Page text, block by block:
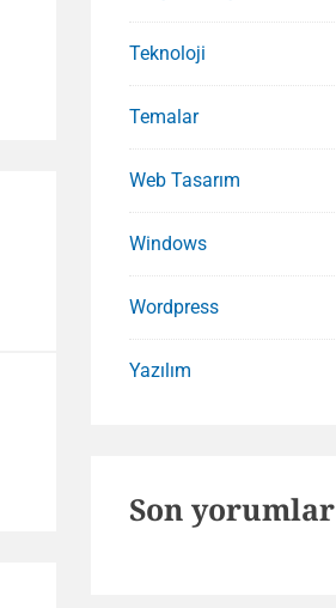
Teknoloji
Temalar
Web Tasarım
Windows
Wordpress
Yazılım
Son yorumlar